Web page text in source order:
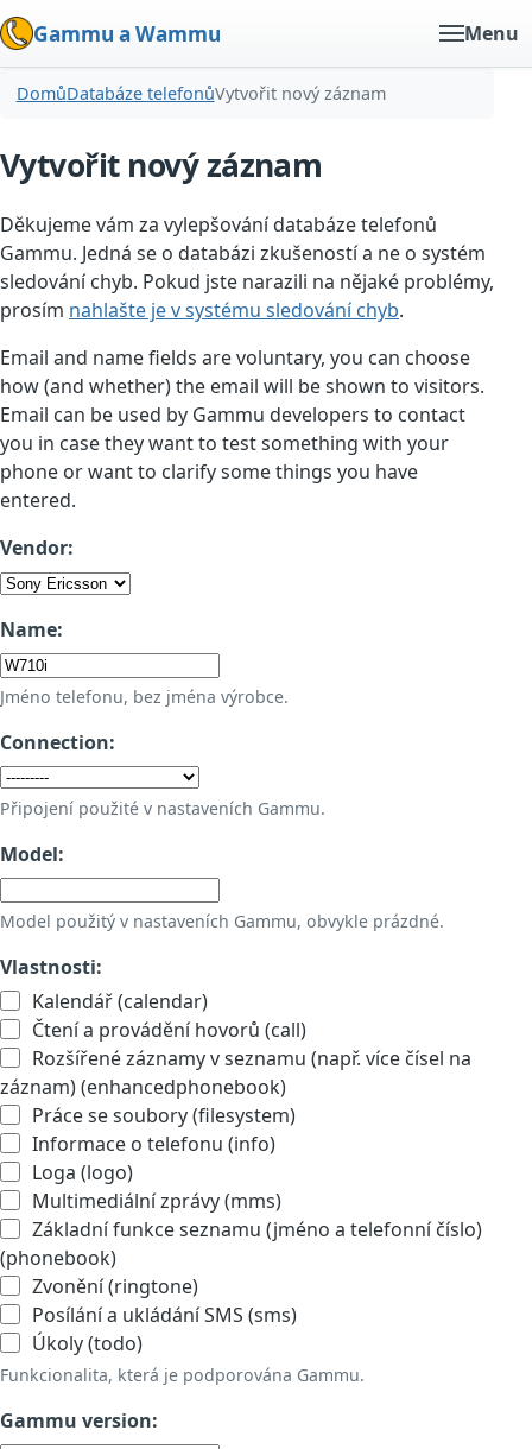
Gammu a Wammu Menu
DomůDatabáze telefonůVytvořit nový záznam
Vytvořit nový záznam
Děkujeme vám za vylepšování databáze telefonů
Gammu. Jedná se o databázi zkušeností a ne o systém
sledování chyb. Pokud jste narazili na nějaké problémy,
prosím nahlašte je v systému sledování chyb.
Email and name fields are voluntary, you can choose
how (and whether) the email will be shown to visitors.
Email can be used by Gammu developers to contact
you in case they want to test something with your
phone or want to clarify some things you have
entered.
Vendor:
Name:
Jméno telefonu, bez jména výrobce.
Connection:
Připojení použité v nastaveních Gammu.
Model:
Model použitý v nastaveních Gammu, obvykle prázdné.
Vlastnosti:
Kalendář (calendar)
Čtení a provádění hovorů (call)
Rozšířené záznamy v seznamu (např. více čísel na
záznam) (enhancedphonebook)
Práce se soubory (filesystem)
Informace o telefonu (info)
Loga (logo)
Multimediální zprávy (mms)
Základní funkce seznamu (jméno a telefonní číslo)
(phonebook)
Zvonění (ringtone)
Posílání a ukládání SMS (sms)
Úkoly (todo)
Funkcionalita, která je podporována Gammu.
Gammu version: